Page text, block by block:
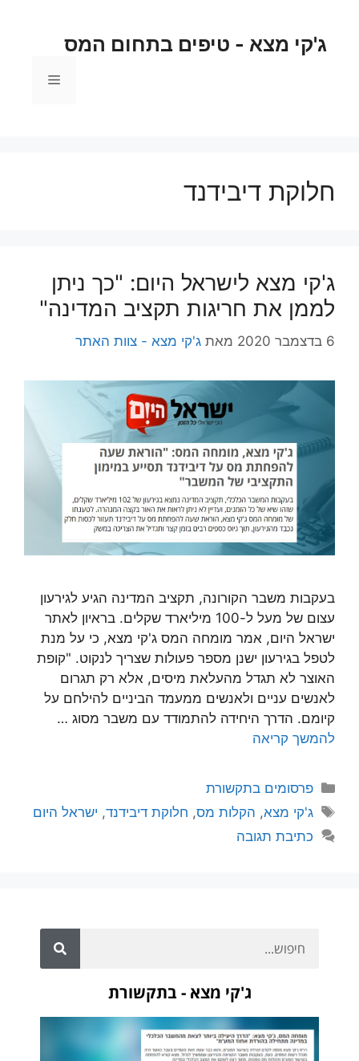
ג'קי מצא - טיפים בתחום המס
חלוקת דיבידנד
ג'קי מצא לישראל היום: "כך ניתן
לממן את חריגות תקציב המדינה"
6 בדצמבר 2020 מאת ג'קי מצא - צוות האתר
בעקבות משבר הקורונה, תקציב המדינה הגיע לגירעון
עצום של מעל ל-100 מיליארד שקלים. בראיון לאתר
ישראל היום, אמר מומחה המס ג'קי מצא, כי על מנת
לטפל בגירעון ישנן מספר פעולות שצריך לנקוט. "קופת
האוצר לא תגדל מהעלאת מיסים, אלא רק תגרום
לאנשים עניים ולאנשים ממעמד הביניים להילחם על
קיומם. הדרך היחידה להתמודד עם משבר מסוג …
להמשך קריאה
פרסומים בתקשורת
ג'קי מצא, הקלות מס, חלוקת דיבידנד, ישראל היום
כתיבת תגובה
ג'קי מצא - בתקשורת